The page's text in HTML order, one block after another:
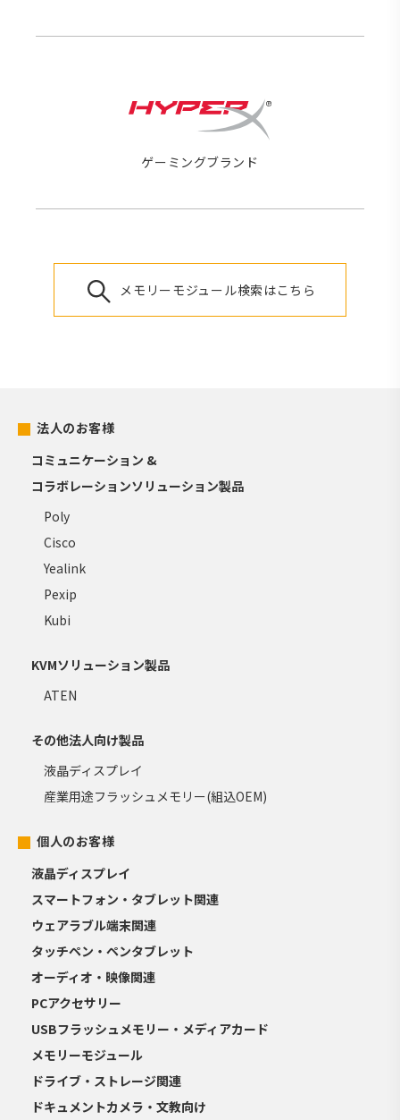
ゲーミングブランド
メモリーモジュール検索はこちら
法人のお客様
コミュニケーション &
コラボレーションソリューション製品
Poly
Cisco
Yealink
Pexip
Kubi
KVMソリューション製品
ATEN
その他法人向け製品
液晶ディスプレイ
産業用途フラッシュメモリー(組込OEM)
個人のお客様
液晶ディスプレイ
スマートフォン・タブレット関連
ウェアラブル端末関連
タッチペン・ペンタブレット
オーディオ・映像関連
PCアクセサリー
USBフラッシュメモリー・メディアカード
メモリーモジュール
ドライブ・ストレージ関連
ドキュメントカメラ・文教向け